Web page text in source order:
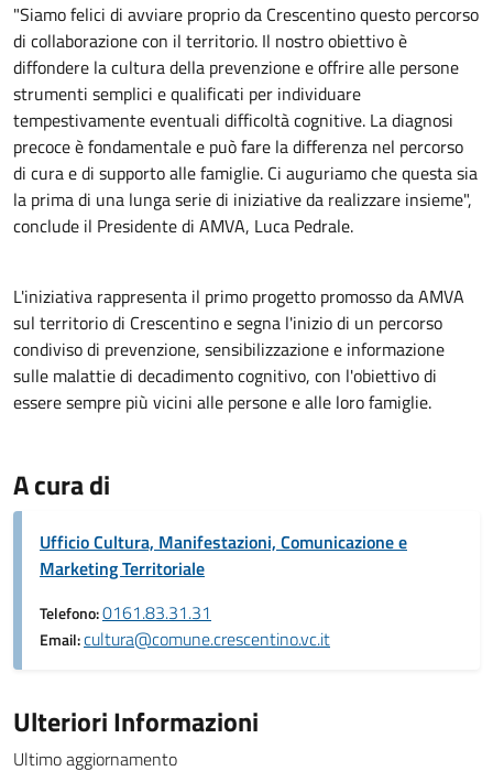
"Siamo felici di avviare proprio da Crescentino questo percorso
di collaborazione con il territorio. Il nostro obiettivo è
diffondere la cultura della prevenzione e offrire alle persone
strumenti semplici e qualificati per individuare
tempestivamente eventuali difficoltà cognitive. La diagnosi
precoce è fondamentale e può fare la differenza nel percorso
di cura e di supporto alle famiglie. Ci auguriamo che questa sia
la prima di una lunga serie di iniziative da realizzare insieme",
conclude il Presidente di AMVA, Luca Pedrale.
L'iniziativa rappresenta il primo progetto promosso da AMVA
sul territorio di Crescentino e segna l'inizio di un percorso
condiviso di prevenzione, sensibilizzazione e informazione
sulle malattie di decadimento cognitivo, con l'obiettivo di
essere sempre più vicini alle persone e alle loro famiglie.
A cura di
Ufficio Cultura, Manifestazioni, Comunicazione e
Marketing Territoriale
Telefono:0161.83.31.31
Email:cultura@comune.crescentino.vc.it
Ulteriori Informazioni
Ultimo aggiornamento